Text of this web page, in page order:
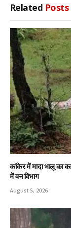
Related Posts
कांकेर में मादा भालू का
में वन विभाग
August 5, 2026